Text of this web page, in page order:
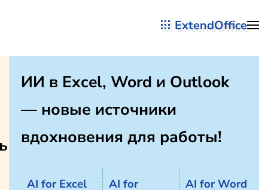
ExtendOffice
ИИ в Excel, Word и Outlook
— новые источники
вдохновения для работы!
AI for Excel
AI for
AI for Word